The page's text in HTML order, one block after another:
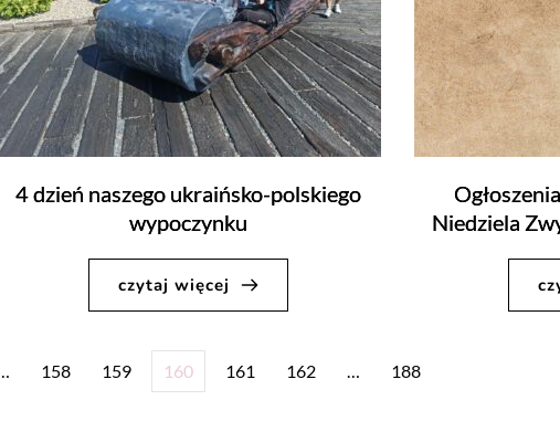
4 dzień naszego ukraińsko-polskiego
wypoczynku
czytaj więcej
Niedziela
158 159 160 161 162 188